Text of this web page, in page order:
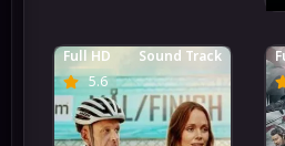
5.6
Full HD Sound Track